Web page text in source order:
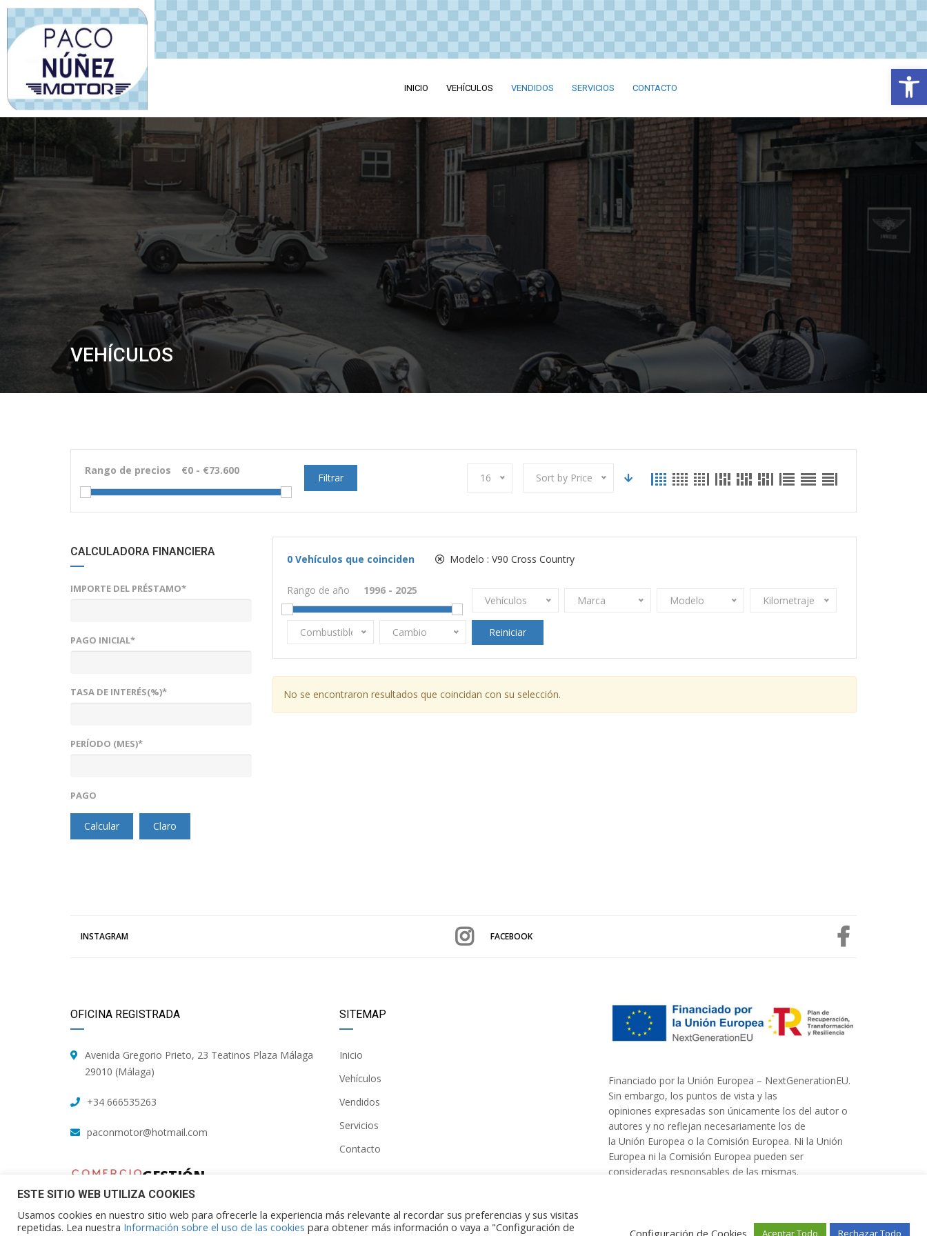
INICIO VEHÍCULOS VENDIDOS SERVICIOS CONTACTO
VEHÍCULOS
Rango de precios
Filtrar 16 Sort by Price
CALCULADORA FINANCIERA
IMPORTE DEL PRÉSTAMO*
PAGO INICIAL*
TASA DE INTERÉS(%)*
PERÍODO (MES)*
PAGO
Calcular Claro
0 Vehículos que coinciden Modelo : V90 Cross Country
Rango de año
Vehículos Marca Modelo Kilometraje
Combustible Cambio Reiniciar
No se encontraron resultados que coincidan con su selección.
INSTAGRAM FACEBOOK
OFICINA REGISTRADA
Avenida Gregorio Prieto, 23 Teatinos Plaza Málaga
29010 (Málaga)
+34 666535263
paconmotor@hotmail.com
GESTIÓN
TALLER
SITEMAP
Inicio
Vehículos
Vendidos
Servicios
Contacto
Financiado por la Unión Europea – NextGenerationEU.
Sin embargo, los puntos de vista y las
opiniones expresadas son únicamente los del autor o
autores y no reflejan necesariamente los de
la Unión Europea o la Comisión Europea. Ni la Unión
Europea ni la Comisión Europea pueden ser
consideradas responsables de las mismas.
ESTE SITIO WEB UTILIZA COOKIES
Usamos cookies en nuestro sitio web para ofrecerle la experiencia más relevante al recordar sus preferencias y sus visitas
repetidas. Lea nuestra Información sobre el uso de las cookies para obtener más información o vaya a "Configuración de
Configuración de Cookies Aceptar Todo Rechazar Todo